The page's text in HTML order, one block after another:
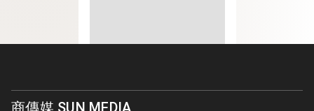
商傳媒 SUN MEDIA